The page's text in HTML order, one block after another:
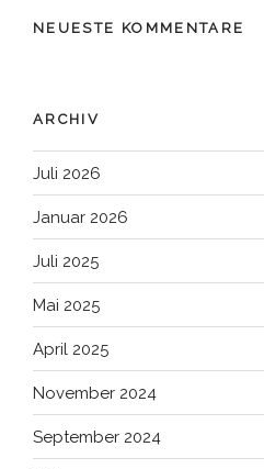
NEUESTE KOMMENTARE
ARCHIV
Juli 2026
Januar 2026
Juli 2025
Mai 2025
April 2025
November 2024
September 2024